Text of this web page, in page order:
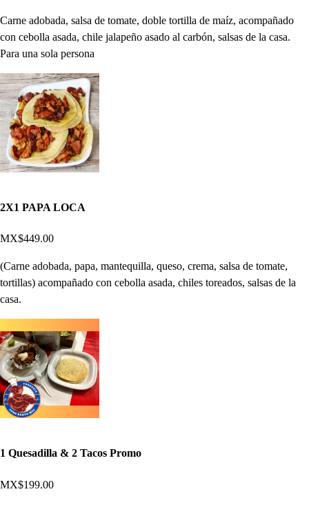
Carne adobada, salsa de tomate, doble tortilla de maíz, acompañado
con cebolla asada, chile jalapeño asado al carbón, salsas de la casa.
Para una sola persona
2X1 PAPA LOCA
MX$449.00
(Carne adobada, papa, mantequilla, queso, crema, salsa de tomate,
tortillas) acompañado con cebolla asada, chiles toreados, salsas de la
casa.
1 Quesadilla & 2 Tacos Promo
MX$199.00